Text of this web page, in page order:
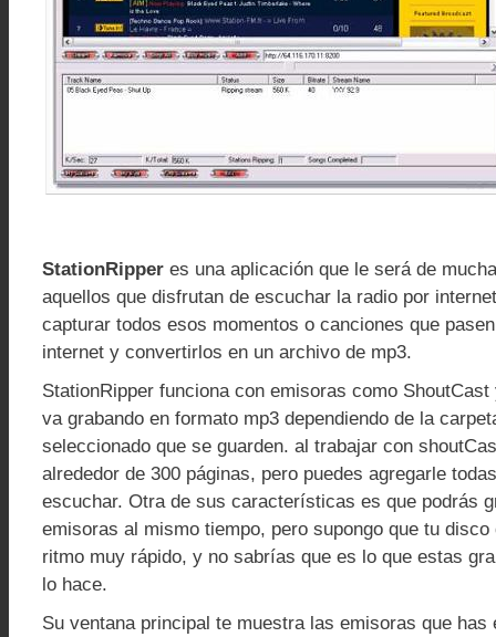
StationRipper es una aplicación que le será de
aquellos que disfrutan de escuchar la radio por
capturar todos esos momentos o canciones que
internet y convertirlos en un archivo de mp3.
StationRipper funciona con emisoras como
va grabando en formato mp3 dependiendo de la
seleccionado que se guarden. al trabajar con
alrededor de 300 páginas, pero puedes agregarle
escuchar. Otra de sus características es que podrás
emisoras al mismo tiempo, pero supongo que tu
ritmo muy rápido, y no sabrías que es lo que estas
lo hace.
Su ventana principal te muestra las emisoras que has